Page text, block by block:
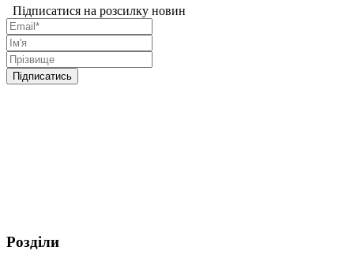
Підписатися на розсилку новин
Розділи